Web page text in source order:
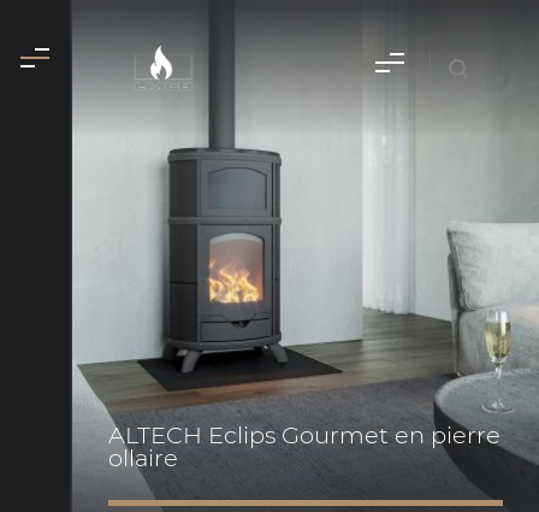
ALTECH Eclips Gourmet en pierre
ollaire